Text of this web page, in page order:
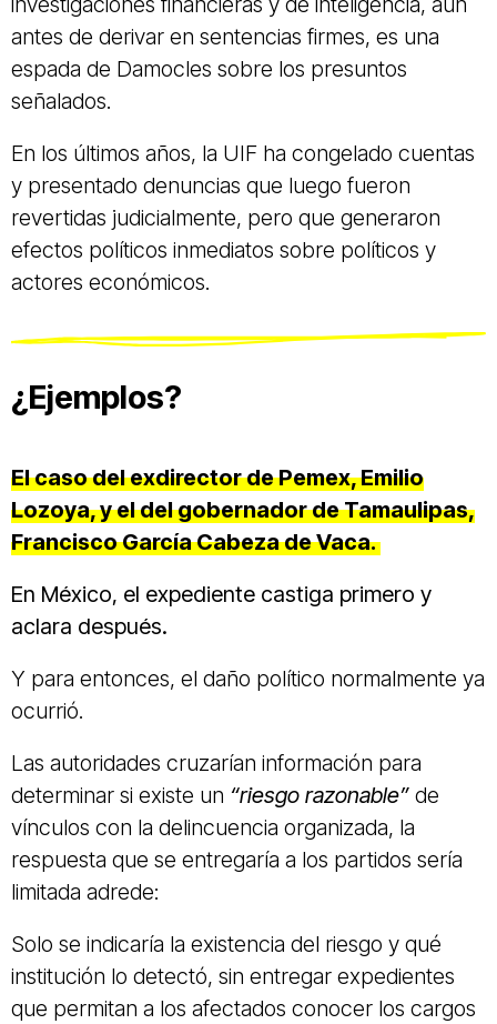
antes de derivar en sentencias firmes, es una
espada de Damocles sobre los presuntos
señalados.
En los últimos años, la UIF ha congelado cuentas
y presentado denuncias que luego fueron
revertidas judicialmente, pero que generaron
efectos políticos inmediatos sobre políticos y
actores económicos.
¿Ejemplos?
El caso del exdirector de Pemex, Emilio
Lozoya, y el del gobernador de Tamaulipas,
Francisco García Cabeza de Vaca.
En México, el expediente castiga primero y
aclara después.
Y para entonces, el daño político normalmente ya
ocurrió.
Las autoridades cruzarían información para
determinar si existe un “riesgo razonable” de
vínculos con la delincuencia organizada, la
respuesta que se entregaría a los partidos sería
limitada adrede:
Solo se indicaría la existencia del riesgo y qué
institución lo detectó, sin entregar expedientes
que permitan a los afectados conocer los cargos